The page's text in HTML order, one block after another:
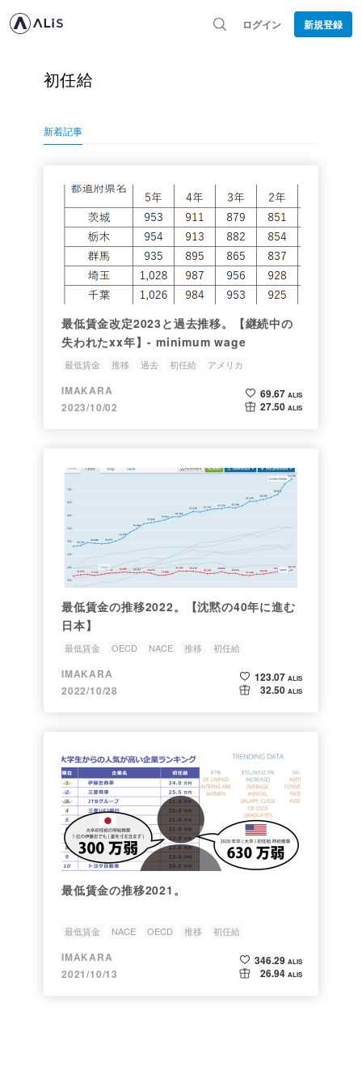
ログイン 新規登録
初任給
新着記事
最低賃金改定2023と過去推移。【継続中の
失われたxx年】- minimum wage
最低賃金 推移 過去 初任給 アメリカ
IMAKARA
2023/10/02
69.67 ALIS
27.50 ALIS
最低賃金の推移2022。【沈黙の40年に進む
日本】
最低賃金 OECD NACE 推移 初任給
IMAKARA
2022/10/28
123.07 ALIS
32.50 ALIS
最低賃金の推移2021。
最低賃金 NACE OECD 推移 初任給
IMAKARA
2021/10/13
346.29 ALIS
26.94 ALIS